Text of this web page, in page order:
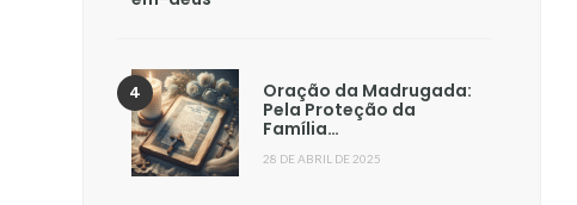
Oração da Madrugada:
Pela Proteção da
Família…
28 DE ABRIL DE 2025